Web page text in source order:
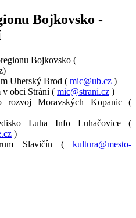
Bojkovsko -
Bojkovsko (
Uherský Brod ( mic@ub.cz )
obci Strání ( mic@strani.cz )
rozvoj Moravských Kopanic (
Luha Info Luhačovice (
)
Slavičín ( kultura@mesto-